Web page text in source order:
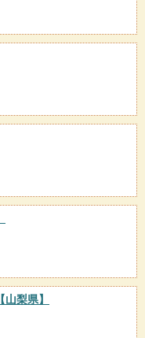
【山梨県】